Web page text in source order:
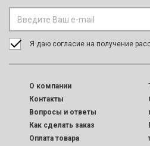
Я даю согласие на получение
O компании
Контакты
Вопросы и ответы
Как сделать заказ
Оплата товара